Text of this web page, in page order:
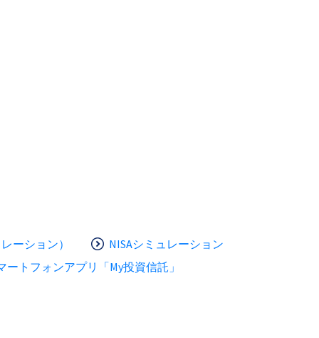
ーション）
NISAシミュレーション
ートフォンアプリ「My投資信託」